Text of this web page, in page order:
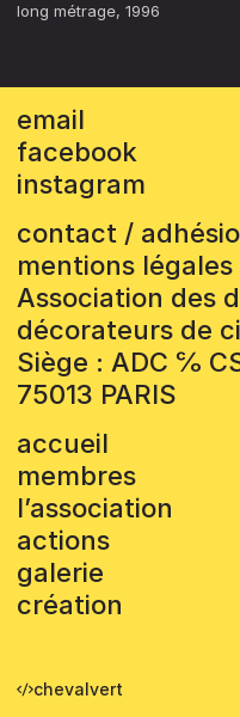
long métrage 1996
email
facebook
instagram
contact /
mentions légales
Association des
décorateurs de
Siège : ADC ℅
75013 PARIS
accueil
membres
l’association
actions
galerie
création
chevalvert